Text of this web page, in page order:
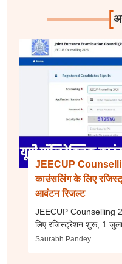
[
JEECUP
काउंसलिंग के लिए
आवंटन रिजल्ट
JEECUP Counselling
लिए रजिस्ट्रेशन शुरू, 1
Saurabh Pandey